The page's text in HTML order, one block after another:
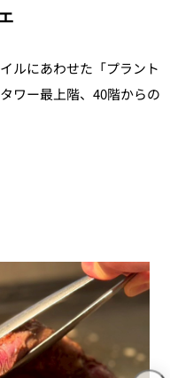
ルにあわせた「プラント
ワー最上階、40階からの